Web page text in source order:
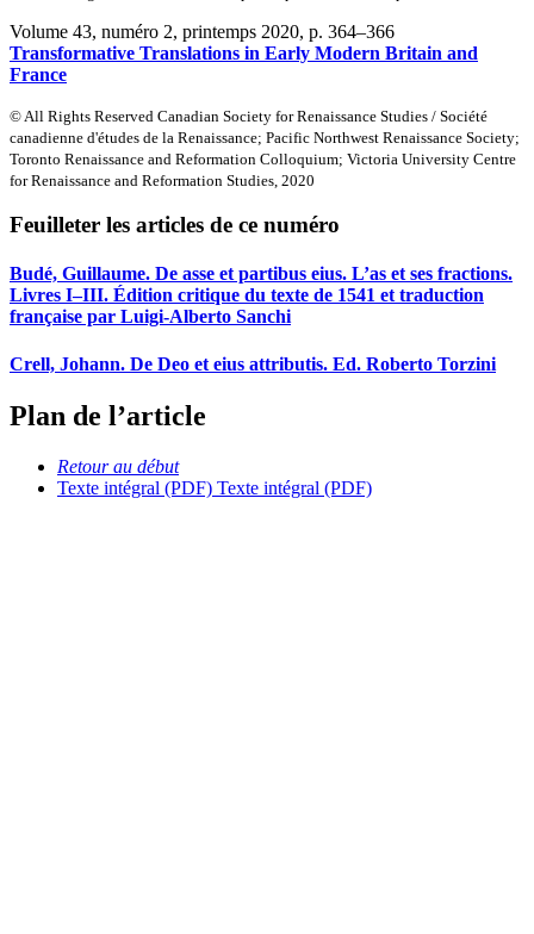
Volume 43, numéro 2, printemps 2020, p. 364–366
Transformative Translations in Early Modern Britain and
France
© All Rights Reserved Canadian Society for Renaissance Studies / Société
canadienne d'études de la Renaissance; Pacific Northwest Renaissance Society;
Toronto Renaissance and Reformation Colloquium; Victoria University Centre
for Renaissance and Reformation Studies, 2020
Feuilleter les articles de ce numéro
Budé, Guillaume. De asse et partibus eius. L’as et ses fractions.
Livres I–III. Édition critique du texte de 1541 et traduction
française par Luigi-Alberto Sanchi
Crell, Johann. De Deo et eius attributis. Ed. Roberto Torzini
Plan de l’article
Retour au début
Texte intégral (PDF) Texte intégral (PDF)